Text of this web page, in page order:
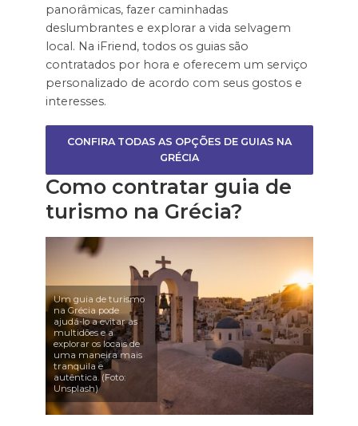
panorâmicas, fazer caminhadas
deslumbrantes e explorar a vida selvagem
local. Na iFriend, todos os guias são
contratados por hora e oferecem um serviço
personalizado de acordo com seus gostos e
interesses.
CONFIRA TODAS AS OPÇÕES DE GUIAS NA
GRÉCIA
Como contratar guia de
turismo na Grécia?
Um guia de turismo
na Grécia pode
ajudá-lo a evitar as
multidões e a
explorar os locais de
uma maneira mais
tranquila e
autêntica. (Foto:
Unsplash)